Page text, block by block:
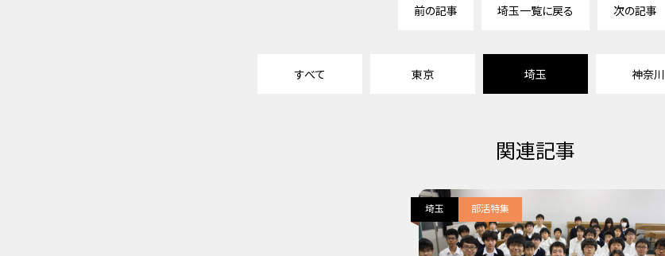
前の記事 埼玉一覧に戻る 次の記事
すべて 東京 埼玉 神奈川
関連記事
埼玉 部活特集